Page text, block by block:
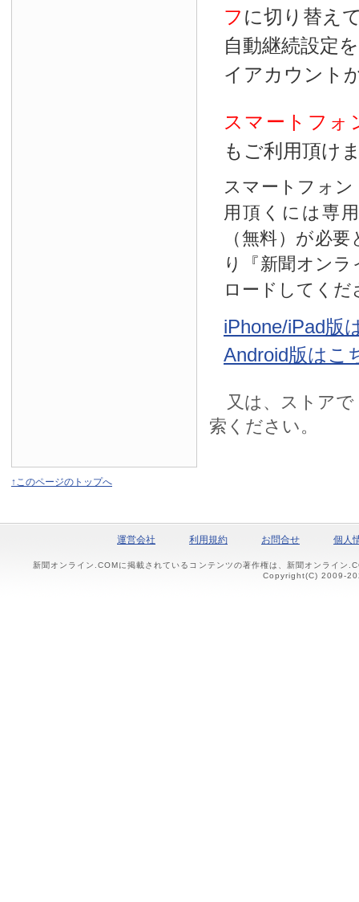
フ に切り替え
自動継続設定
イアカウント
スマートフォ
もご利用頂け
スマートフォ
用頂くには専
（無料）が必
り『新聞オン
ロードしてくだ
iPhone/iPad版
Android版はこ
又は、ストアで
索ください。
↑このページのトップへ
運営会社 利用規約 お問合せ 個人
新聞オンライン.COMに掲載されているコンテンツの著作権は、新聞オンライン
Copyright(C) 2009-